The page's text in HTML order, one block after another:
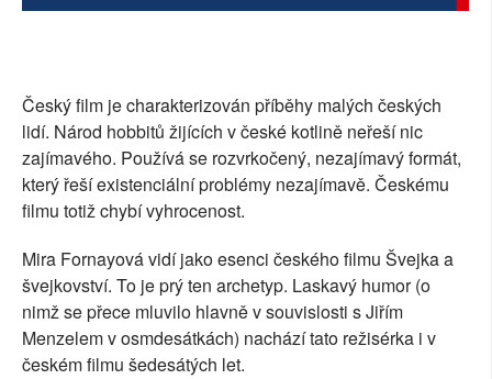
Český film je charakterizován příběhy malých českých
lidí. Národ hobbitů žijících v české kotlině neřeší nic
zajímavého. Používá se rozvrkočený, nezajímavý formát,
který řeší existenciální problémy nezajímavě. Českému
filmu totiž chybí vyhrocenost.
Mira Fornayová vidí jako esenci českého filmu Švejka a
švejkovství. To je prý ten archetyp. Laskavý humor (o
nimž se přece mluvilo hlavně v souvislosti s Jiřím
Menzelem v osmdesátkách) nachází tato režisérka i v
českém filmu šedesátých let.